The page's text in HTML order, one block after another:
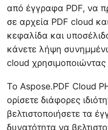
από έγγραφα PDF, να
σε αρχεία PDF cloud
κεφαλίδα και
κάνετε λήψη
cloud
Το Aspose.PDF Cloud
ορίσετε διάφορες
βελτιστοποιήσετε τα
δυνατότητα να